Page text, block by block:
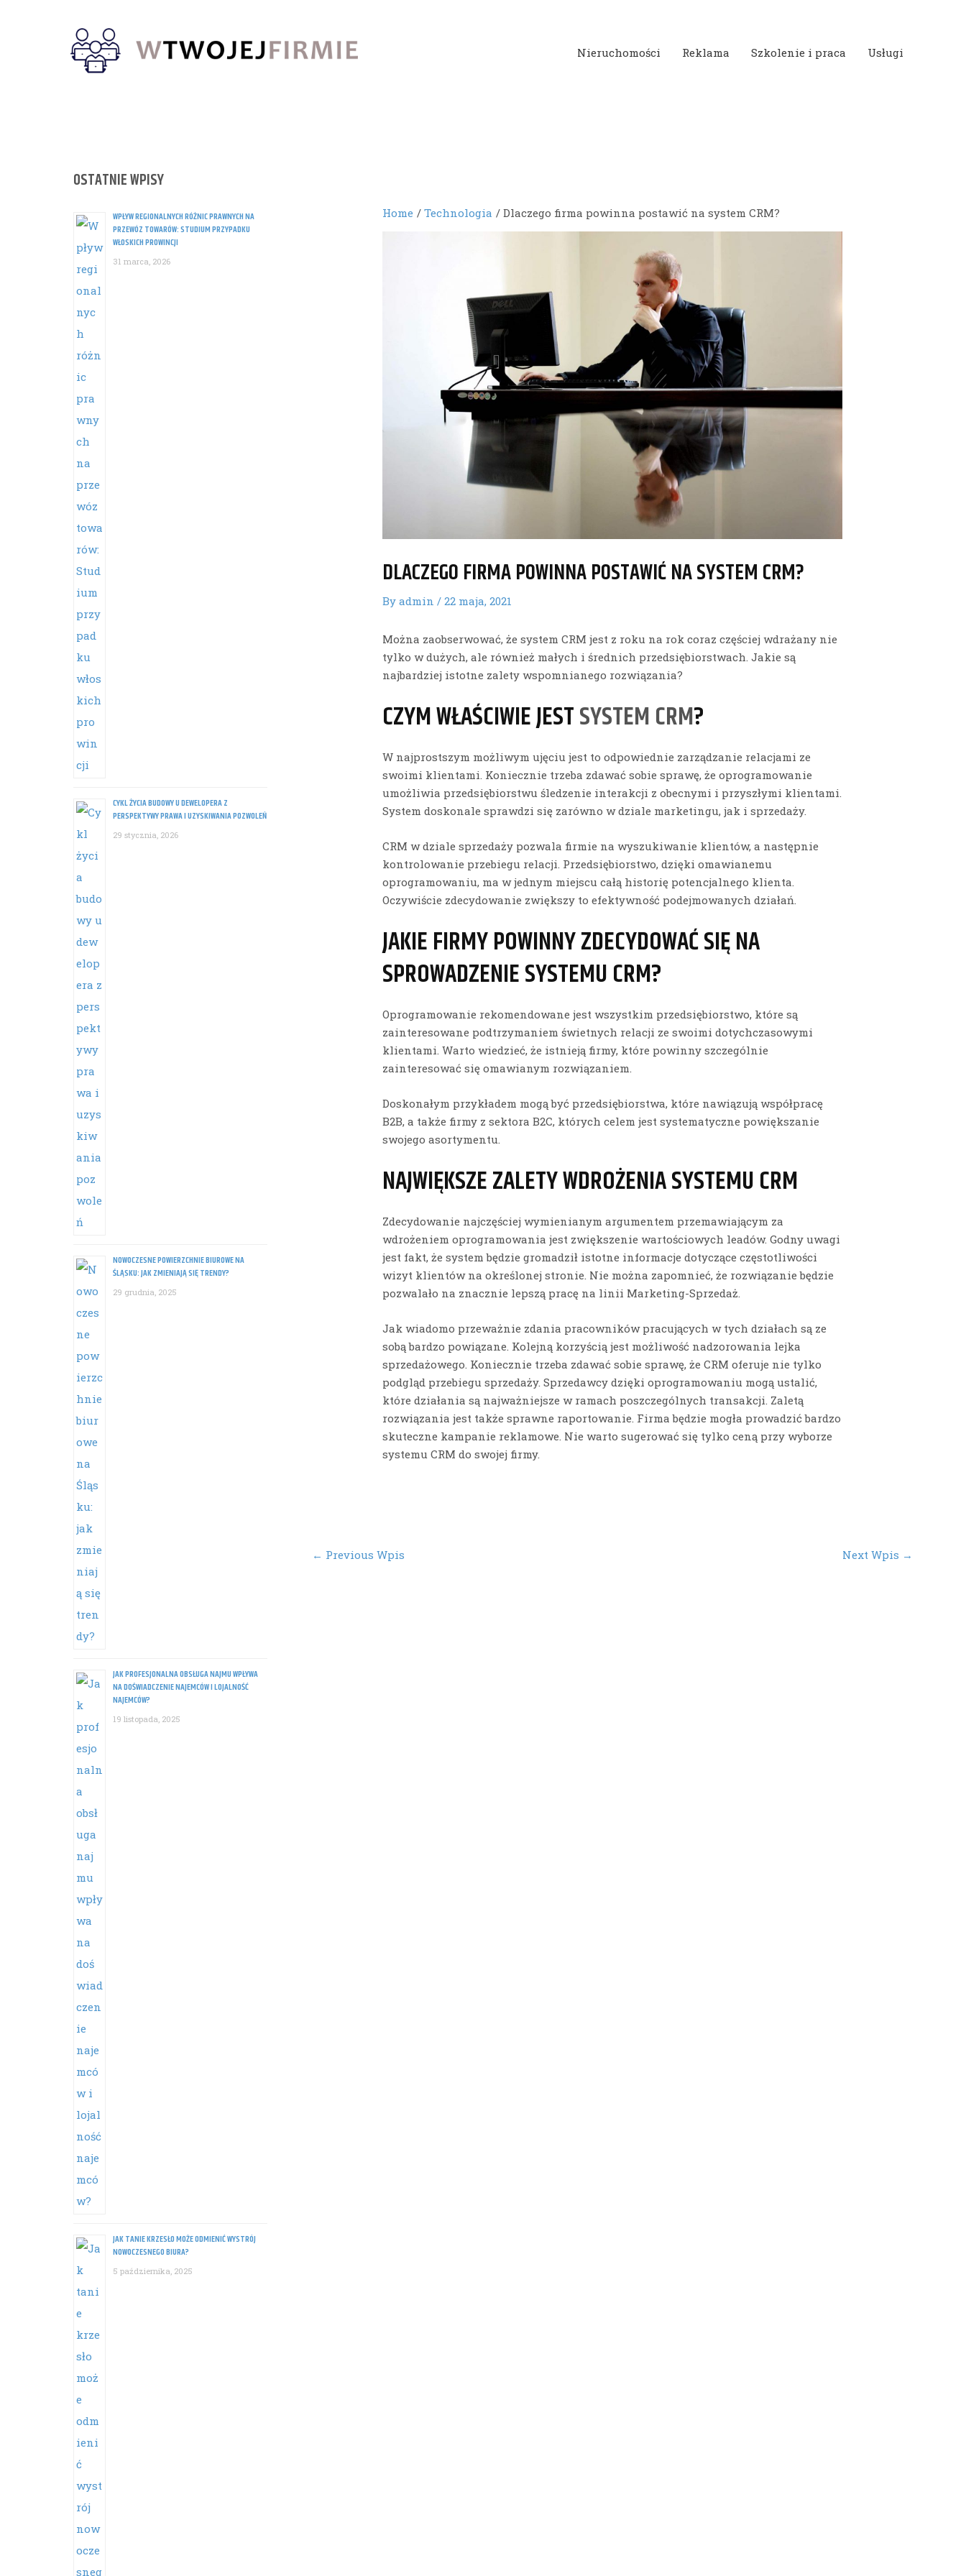
Nieruchomości Reklama Szkolenie i praca Usługi
OSTATNIE WPISY
WPŁYW REGIONALNYCH RÓŻNIC PRAWNYCH NA
PRZEWÓZ TOWARÓW: STUDIUM PRZYPADKU
WŁOSKICH PROWINCJI
31 marca, 2026
CYKL ŻYCIA BUDOWY U DEWELOPERA Z
PERSPEKTYWY PRAWA I UZYSKIWANIA POZWOLEŃ
29 stycznia, 2026
NOWOCZESNE POWIERZCHNIE BIUROWE NA
ŚLĄSKU: JAK ZMIENIAJĄ SIĘ TRENDY?
29 grudnia, 2025
JAK PROFESJONALNA OBSŁUGA NAJMU WPŁYWA
NA DOŚWIADCZENIE NAJEMCÓW I LOJALNOŚĆ
NAJEMCÓW?
19 listopada, 2025
JAK TANIE KRZESŁO MOŻE ODMIENIĆ WYSTRÓJ
NOWOCZESNEGO BIURA?
5 października, 2025
Home Technologia Dlaczego firma powinna postawić na system CRM?
DLACZEGO FIRMA POWINNA POSTAWIĆ NA SYSTEM CRM?
Byadmin/22 maja, 2021
Można zaobserwować, że system CRM jest z roku na rok coraz częściej wdrażany nie
tylko w dużych, ale również małych i średnich przedsiębiorstwach. Jakie są
najbardziej istotne zalety wspomnianego rozwiązania?
CZYM WŁAŚCIWIE JESTSYSTEM CRM?
W najprostszym możliwym ujęciu jest to odpowiednie zarządzanie relacjami ze
swoimi klientami. Koniecznie trzeba zdawać sobie sprawę, że oprogramowanie
umożliwia przedsiębiorstwu śledzenie interakcji z obecnymi i przyszłymi klientami.
System doskonale sprawdzi się zarówno w dziale marketingu, jak i sprzedaży.
CRM w dziale sprzedaży pozwala firmie na wyszukiwanie klientów, a następnie
kontrolowanie przebiegu relacji. Przedsiębiorstwo, dzięki omawianemu
oprogramowaniu, ma w jednym miejscu całą historię potencjalnego klienta.
Oczywiście zdecydowanie zwiększy to efektywność podejmowanych działań.
JAKIE FIRMY POWINNY ZDECYDOWAĆ SIĘ NA
SPROWADZENIE SYSTEMU CRM?
Oprogramowanie rekomendowane jest wszystkim przedsiębiorstwo, które są
zainteresowane podtrzymaniem świetnych relacji ze swoimi dotychczasowymi
klientami. Warto wiedzieć, że istnieją firmy, które powinny szczególnie
zainteresować się omawianym rozwiązaniem.
Doskonałym przykładem mogą być przedsiębiorstwa, które nawiązują współpracę
B2B, a także firmy z sektora B2C, których celem jest systematyczne powiększanie
swojego asortymentu.
NAJWIĘKSZE ZALETY WDROŻENIA SYSTEMU CRM
Zdecydowanie najczęściej wymienianym argumentem przemawiającym za
wdrożeniem oprogramowania jest zwiększenie wartościowych leadów. Godny uwagi
jest fakt, że system będzie gromadził istotne informacje dotyczące częstotliwości
wizyt klientów na określonej stronie. Nie można zapomnieć, że rozwiązanie będzie
pozwalało na znacznie lepszą pracę na linii Marketing-Sprzedaż.
Jak wiadomo przeważnie zdania pracowników pracujących w tych działach są ze
sobą bardzo powiązane. Kolejną korzyścią jest możliwość nadzorowania lejka
sprzedażowego. Koniecznie trzeba zdawać sobie sprawę, że CRM oferuje nie tylko
podgląd przebiegu sprzedaży. Sprzedawcy dzięki oprogramowaniu mogą ustalić,
które działania są najważniejsze w ramach poszczególnych transakcji. Zaletą
rozwiązania jest także sprawne raportowanie. Firma będzie mogła prowadzić bardzo
skuteczne kampanie reklamowe. Nie warto sugerować się tylko ceną przy wyborze
systemu CRM do swojej firmy.
Post
← Previous Wpis Next Wpis →